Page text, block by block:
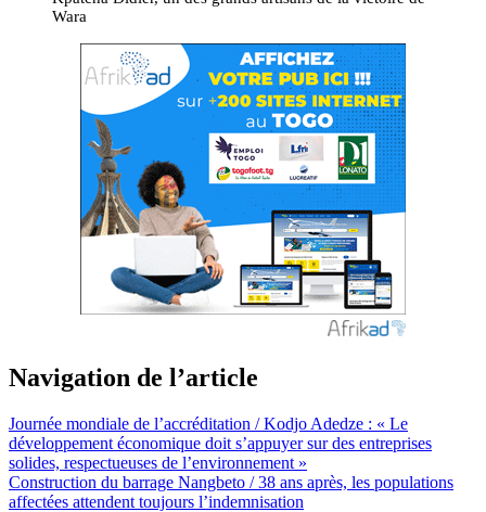
Wara
Navigation de l’article
Journée mondiale de l’accréditation / Kodjo Adedze : « Le
développement économique doit s’appuyer sur des entreprises
solides, respectueuses de l’environnement »
Construction du barrage Nangbeto / 38 ans après, les populations
affectées attendent toujours l’indemnisation